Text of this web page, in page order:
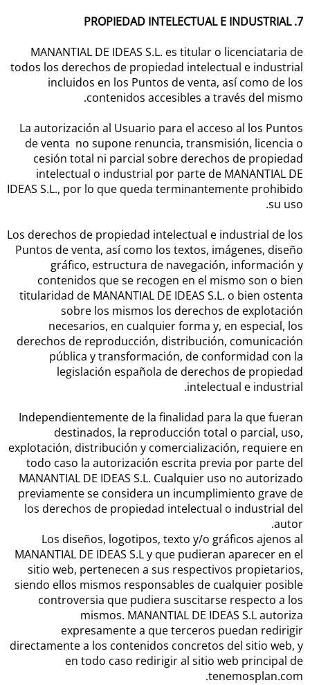
7. PROPIEDAD INTELECTUAL E INDUSTRIAL
MANANTIAL DE IDEAS S.L. es titular o licenciataria de
todos los derechos de propiedad intelectual e industrial
incluidos en los Puntos de venta, así como de los
contenidos accesibles a través del mismo.
La autorización al Usuario para el acceso al los Puntos
de venta no supone renuncia, transmisión, licencia o
cesión total ni parcial sobre derechos de propiedad
intelectual o industrial por parte de MANANTIAL DE
IDEAS S.L., por lo que queda terminantemente prohibido
su uso.
Los derechos de propiedad intelectual e industrial de los
Puntos de venta, así como los textos, imágenes, diseño
gráfico, estructura de navegación, información y
contenidos que se recogen en el mismo son o bien
titularidad de MANANTIAL DE IDEAS S.L. o bien ostenta
sobre los mismos los derechos de explotación
necesarios, en cualquier forma y, en especial, los
derechos de reproducción, distribución, comunicación
pública y transformación, de conformidad con la
legislación española de derechos de propiedad
intelectual e industrial.
Independientemente de la finalidad para la que fueran
destinados, la reproducción total o parcial, uso,
explotación, distribución y comercialización, requiere en
todo caso la autorización escrita previa por parte del
MANANTIAL DE IDEAS S.L. Cualquier uso no autorizado
previamente se considera un incumplimiento grave de
los derechos de propiedad intelectual o industrial del
autor.
Los diseños, logotipos, texto y/o gráficos ajenos al
MANANTIAL DE IDEAS S.L y que pudieran aparecer en el
sitio web, pertenecen a sus respectivos propietarios,
siendo ellos mismos responsables de cualquier posible
controversia que pudiera suscitarse respecto a los
mismos. MANANTIAL DE IDEAS S.L autoriza
expresamente a que terceros puedan redirigir
directamente a los contenidos concretos del sitio web, y
en todo caso redirigir al sitio web principal de
tenemosplan.com.